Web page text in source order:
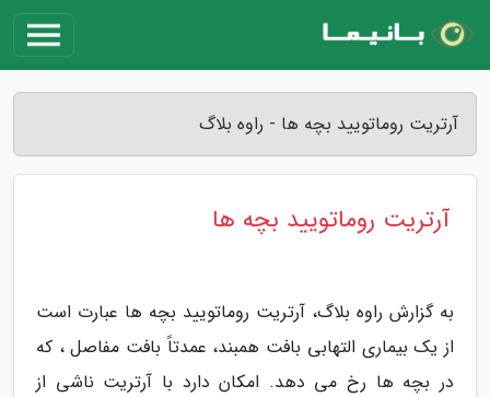
آرتریت روماتویید بچه ها - راوه بلاگ
آرتریت روماتویید بچه ها
به گزارش راوه بلاگ، آرتریت روماتویید بچه ها عبارت است
از یک بیماری التهابی بافت همبند، عمدتاً بافت مفاصل ، که
در بچه ها رخ می دهد. امکان دارد با آرتریت ناشی از